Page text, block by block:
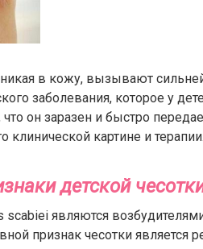
в кожу, вызывают
заболевания, которое у
он заразен и быстро
клинической картине и терапии.
детской
являются
признак чесотки является